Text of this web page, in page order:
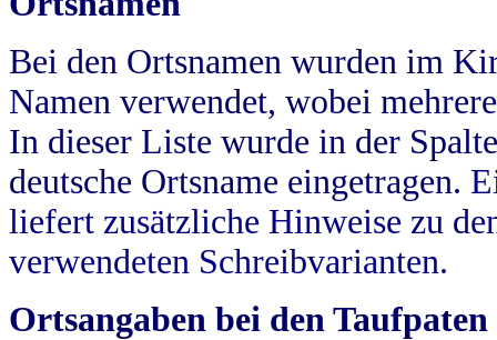
Bei den Ortsnamen wurden im
Namen verwendet, wobei
In dieser Liste wurde in der
deutsche Ortsname eingetragen.
liefert zusätzliche Hinweise zu
verwendeten Schreibvarianten.
Ortsangaben bei den Taufpaten